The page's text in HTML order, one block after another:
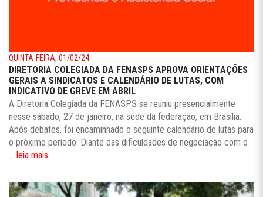
QUINTA-FEIRA, 01/02/24
DIRETORIA COLEGIADA DA FENASPS APROVA ORIENTAÇÕES
GERAIS A SINDICATOS E CALENDÁRIO DE LUTAS, COM
INDICATIVO DE GREVE EM ABRIL
A Diretoria Colegiada da FENASPS se reuniu presencialmente
nesse sábado, 27 de janeiro, na sede da federação, em Brasília.
Após debates, foi encaminhado o seguinte calendário de lutas para
o próximo período: Diante das dificuldades de negociação com o
... leia mais